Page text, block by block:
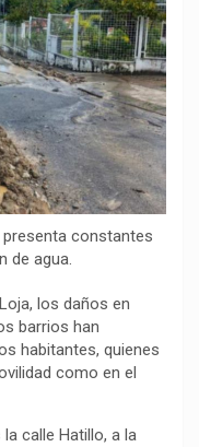
constantes
de agua.
los daños en
barrios han
habitantes, quienes
como en el
calle Hatillo, a la